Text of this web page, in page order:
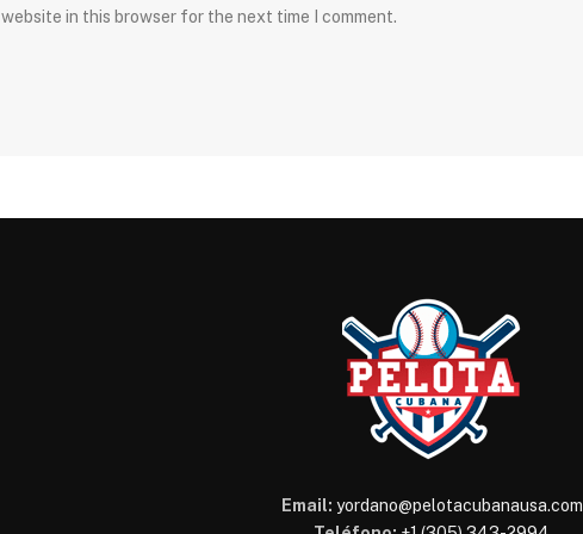
website in this browser for the next time I comment.
Email: yordano@pelotacubanausa.com